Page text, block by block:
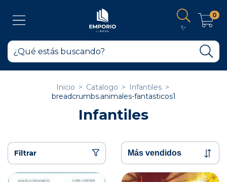
✨
0
Inicio > Catalogo > Infantiles >
breadcrumbs.animales-fantasticos1
Infantiles
Filtrar